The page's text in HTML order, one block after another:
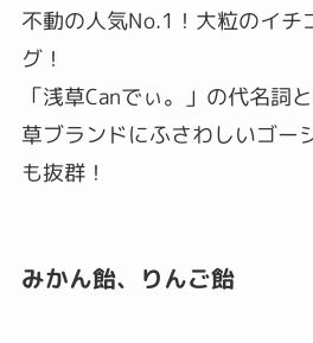
不動の人気No.1！大粒のイチ
グ！
「浅草Canでぃ。」の代名詞
草ブランドにふさわしいゴー
も抜群！
みかん飴、りんご飴